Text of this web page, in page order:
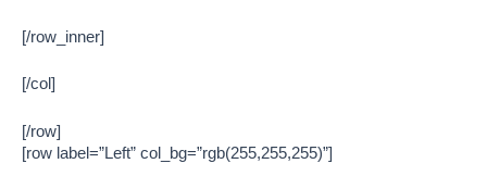
[/row_inner]
[/col]
[/row]
[row label=”Left” col_bg=”rgb(255,255,255)”]